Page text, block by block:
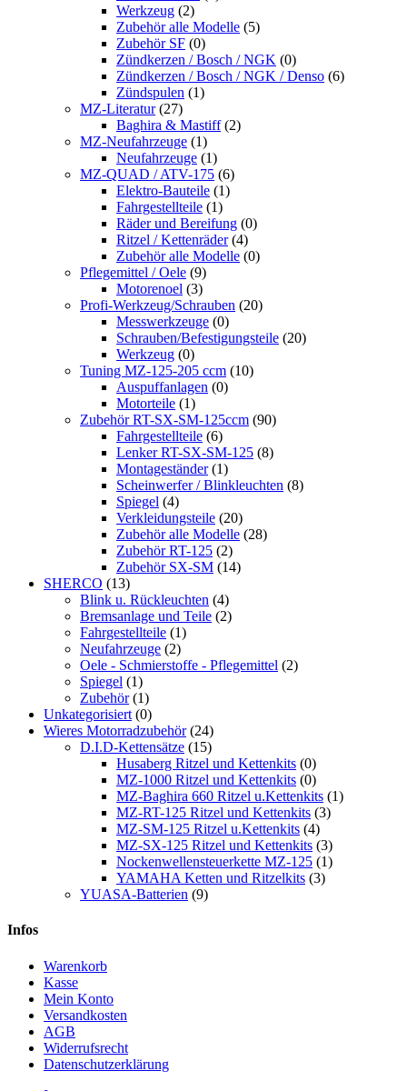
Werkzeug (2)
Zubehör alle Modelle (5)
Zubehör SF (0)
Zündkerzen / Bosch / NGK (0)
Zündkerzen / Bosch / NGK / Denso (6)
Zündspulen (1)
MZ-Literatur (27)
Baghira & Mastiff (2)
MZ-Neufahrzeuge (1)
Neufahrzeuge (1)
MZ-QUAD / ATV-175 (6)
Elektro-Bauteile (1)
Fahrgestellteile (1)
Räder und Bereifung (0)
Ritzel / Kettenräder (4)
Zubehör alle Modelle (0)
Pflegemittel / Oele (9)
Motorenoel (3)
Profi-Werkzeug/Schrauben (20)
Messwerkzeuge (0)
Schrauben/Befestigungsteile (20)
Werkzeug (0)
Tuning MZ-125-205 ccm (10)
Auspuffanlagen (0)
Motorteile (1)
Zubehör RT-SX-SM-125ccm (90)
Fahrgestellteile (6)
Lenker RT-SX-SM-125 (8)
Montageständer (1)
Scheinwerfer / Blinkleuchten (8)
Spiegel (4)
Verkleidungsteile (20)
Zubehör alle Modelle (28)
Zubehör RT-125 (2)
Zubehör SX-SM (14)
SHERCO (13)
Blink u. Rückleuchten (4)
Bremsanlage und Teile (2)
Fahrgestellteile (1)
Neufahrzeuge (2)
Oele - Schmierstoffe - Pflegemittel (2)
Spiegel (1)
Zubehör (1)
Unkategorisiert (0)
Wieres Motorradzubehör (24)
D.I.D-Kettensätze (15)
Husaberg Ritzel und Kettenkits (0)
MZ-1000 Ritzel und Kettenkits (0)
MZ-Baghira 660 Ritzel u.Kettenkits (1)
MZ-RT-125 Ritzel und Kettenkits (3)
MZ-SM-125 Ritzel u.Kettenkits (4)
MZ-SX-125 Ritzel und Kettenkits (3)
Nockenwellensteuerkette MZ-125 (1)
YAMAHA Ketten und Ritzelkits (3)
YUASA-Batterien (9)
Infos
Warenkorb
Kasse
Mein Konto
Versandkosten
AGB
Widerrufsrecht
Datenschutzerklärung